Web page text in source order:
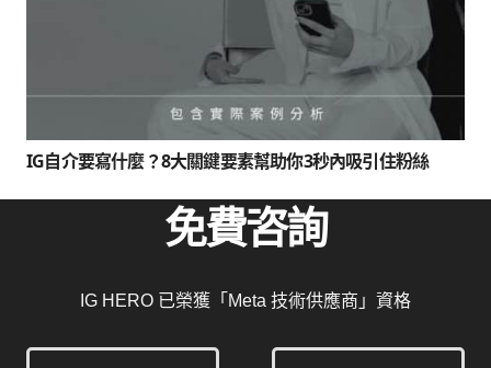
IG自介要寫什麼？8大關鍵要素幫助你3秒內吸引住粉絲
免費咨詢
IG HERO 已榮獲「Meta 技術供應商」資格